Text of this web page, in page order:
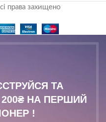
права захищено
ТА
НА ПЕРШИЙ
!